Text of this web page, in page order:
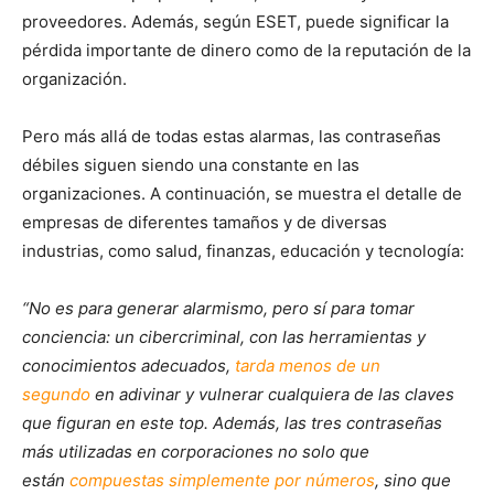
proveedores. Además, según ESET, puede significar la
pérdida importante de dinero como de la reputación de la
organización.
Pero más allá de todas estas alarmas, las contraseñas
débiles siguen siendo una constante en las
organizaciones. A continuación, se muestra el detalle de
empresas de diferentes tamaños y de diversas
industrias, como salud, finanzas, educación y tecnología:
“No es para generar alarmismo, pero sí para tomar
conciencia: un cibercriminal, con las herramientas y
conocimientos adecuados, tarda menos de un
segundo en adivinar y vulnerar cualquiera de las claves
que figuran en este top. Además, las tres contraseñas
más utilizadas en corporaciones no solo que
están compuestas simplemente por números, sino que